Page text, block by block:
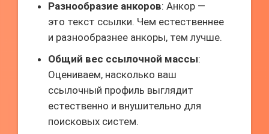
Разнообразие анкоров: Анкор —
это текст ссылки. Чем естественнее
и разнообразнее анкоры, тем лучше.
Общий вес ссылочной массы:
Оцениваем, насколько ваш
ссылочный профиль выглядит
естественно и внушительно для
поисковых систем.